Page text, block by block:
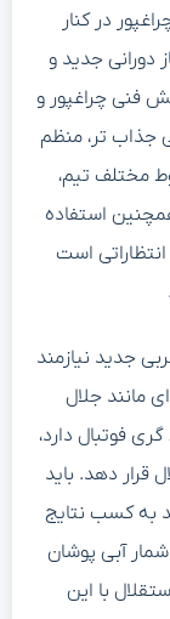
در کنار
دورانی جدید و
فنی چراغپور و
جذاب تر، منظم
مختلف تیم،
استفاده
است
جدید نیازمند
مانند جلال
فوتبال دارد،
قرار دهد. باید
به کسب نتایج
آبی پوشان
با این